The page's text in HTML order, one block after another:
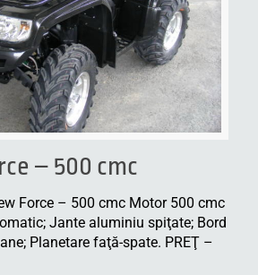
– 500 cmc
Force – 500 cmc Motor 500 cmc
Jante aluminiu spiţate; Bord
Planetare faţă-spate. PREŢ –